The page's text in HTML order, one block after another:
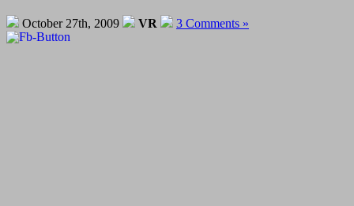
October 27th, 2009 VR 3 Comments »